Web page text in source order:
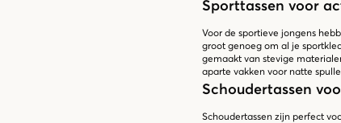
Sporttassen voor
Voor de sportieve jongens
groot genoeg om al je
gemaakt van stevige
aparte vakken voor natte
Schoudertassen
Schoudertassen zijn perfect